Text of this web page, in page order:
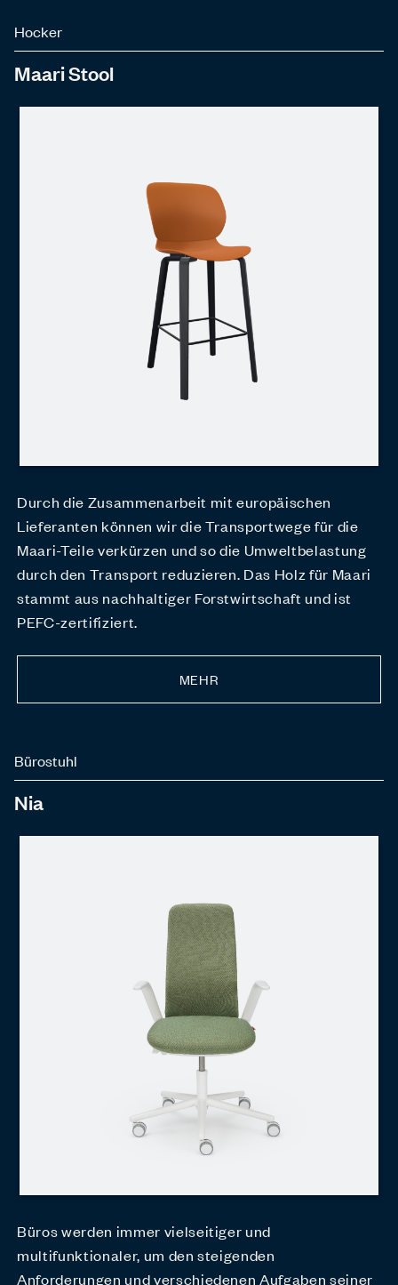
Hocker
Maari Stool
Durch die Zusammenarbeit mit europäischen
Lieferanten können wir die Transportwege für die
Maari-Teile verkürzen und so die Umweltbelastung
durch den Transport reduzieren. Das Holz für Maari
stammt aus nachhaltiger Forstwirtschaft und ist
PEFC-zertifiziert.
MEHR
Bürostuhl
Nia
Büros werden immer vielseitiger und
multifunktionaler, um den steigenden
Anforderungen und verschiedenen Aufgaben seiner